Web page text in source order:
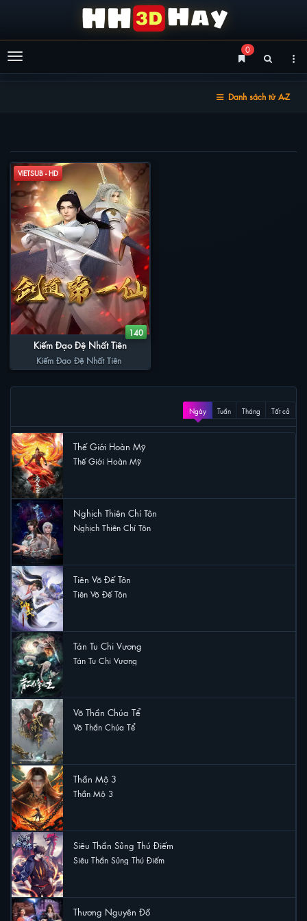
Menu
0
Danh sách từ A-Z
VIETSUB - HD
140
Kiếm Đạo Đệ Nhất Tiên
Kiếm Đạo Đệ Nhất Tiên
Ngày Tuần Tháng Tất cả
Thế Giới Hoàn Mỹ
Thế Giới Hoàn Mỹ
Nghịch Thiên Chí Tôn
Nghịch Thiên Chí Tôn
Tiên Võ Đế Tôn
Tiên Võ Đế Tôn
Tán Tu Chi Vương
Tán Tu Chi Vương
Võ Thần Chúa Tể
Võ Thần Chúa Tể
Thần Mộ 3
Thần Mộ 3
Siêu Thần Sủng Thú Điếm
Siêu Thần Sủng Thú Điếm
Thương Nguyên Đồ